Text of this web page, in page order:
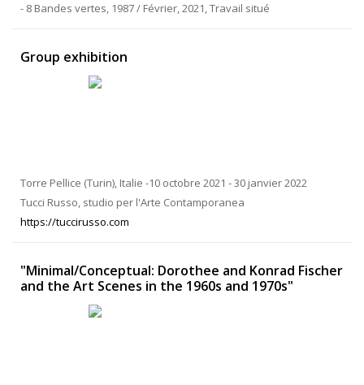
- 8 Bandes vertes, 1987 / Février, 2021, Travail situé
Group exhibition
Torre Pellice (Turin), Italie -10 octobre 2021 - 30 janvier 2022
Tucci Russo, studio per l'Arte Contamporanea
https://tuccirusso.com
"Minimal/Conceptual: Dorothee and Konrad Fischer
and the Art Scenes in the 1960s and 1970s"